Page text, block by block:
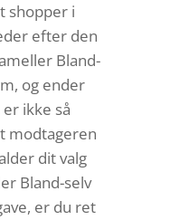
shopper i
efter den
Bland-
og ender
ikke så
modtageren
dit valg
Bland-selv
er du ret